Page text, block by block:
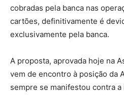
cobradas pela banca nas
cartões, definitivamente é
exclusivamente pela banca.
A proposta, aprovada hoje na
vem de encontro à posição da
sempre se manifestou contra